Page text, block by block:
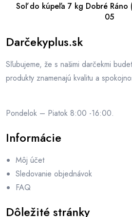
Soľ do kúpeľa 7 kg Dobré Ráno
05
Darčekyplus.sk
Sľubujeme, že s našimi darčekmi
produkty znamenajú kvalitu a
Pondelok – Piatok 8:00 -16:00.
Informácie
Môj účet
Sledovanie objednávok
FAQ
Dôležité stránky